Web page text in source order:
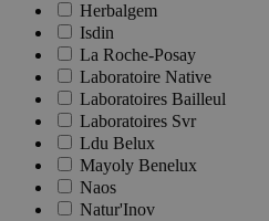
Herbalgem
Isdin
La Roche-Posay
Laboratoire Native
Laboratoires Bailleul
Laboratoires Svr
Ldu Belux
Mayoly Benelux
Naos
Natur'Inov